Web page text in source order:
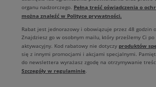
organu nadzorczego. Pełną treść oświadczenia o
można znaleźć w Polityce prywatności.
Rabat jest jednorazowy i obowiązuje przez 48 godzin
Znajdziesz go w osobnym mailu, który prześlemy Ci
aktywacyjny. Kod rabatowy nie dotyczy produktów
się z innymi promocjami i akcjami specjalnymi.
do newslettera wyrażasz zgodę na otrzymywanie
Szczegóły w regulaminie.